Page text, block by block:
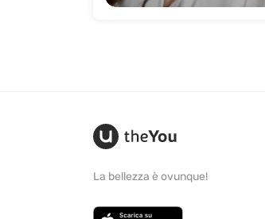
La bellezza è ovunque!